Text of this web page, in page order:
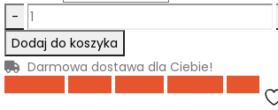
-
Dodaj do koszyka
Darmowa dostawa dla Ciebie!